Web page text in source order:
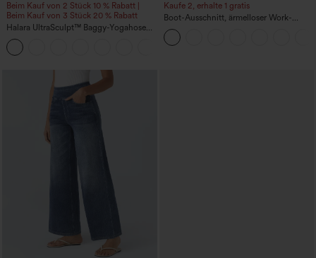
Beim Kauf von 2 Stück 10 % Rabatt |
Beim Kauf von 3 Stück 20 % Rabatt
Halara UltraSculpt™ Baggy-Yogahose
mit hohem Bund, Bauchkontrolle,
Color-Block-Streifen und Taschen
Kaufe 2, erhalte 1 gratis
Boot-Ausschnitt, ärmelloser Work-
Jumpsuit mit seitlicher Bindung,
kühlender Cool-Touch-Effekt, gestreift
und mit Taschen – Easy Peezy Edition